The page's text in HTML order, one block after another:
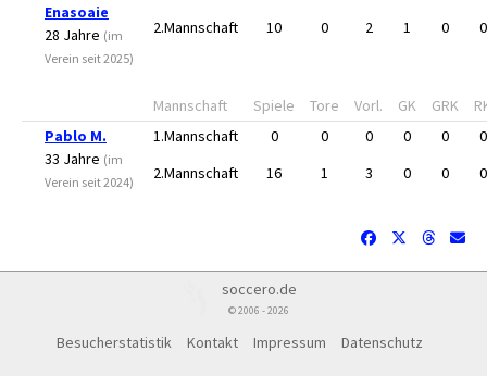
Enasoaie
28 Jahre (im
Verein seit 2025)
2.Mannschaft 10 0 2 1 0 0
Mannschaft Spiele Tore Vorl. GK GRK
Pablo M.
33 Jahre (im
Verein seit 2024)
1.Mannschaft 0 0 0 0 0
0
2.Mannschaft
16 1 3 0 0 0
soccero.de
© 2006 - 2026
Besucherstatistik Kontakt Impressum Datenschutz